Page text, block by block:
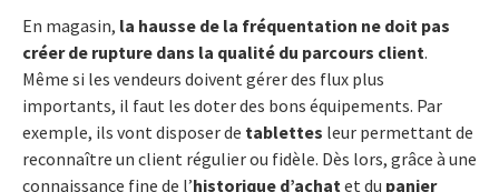
En magasin, la hausse de la fréquentation ne doit pas
créer de rupture dans la qualité du parcours client.
Même si les vendeurs doivent gérer des flux plus
importants, il faut les doter des bons équipements. Par
exemple, ils vont disposer de tablettes leur permettant de
reconnaître un client régulier ou fidèle. Dès lors, grâce à une
connaissance fine de l’historique d’achat et du panier